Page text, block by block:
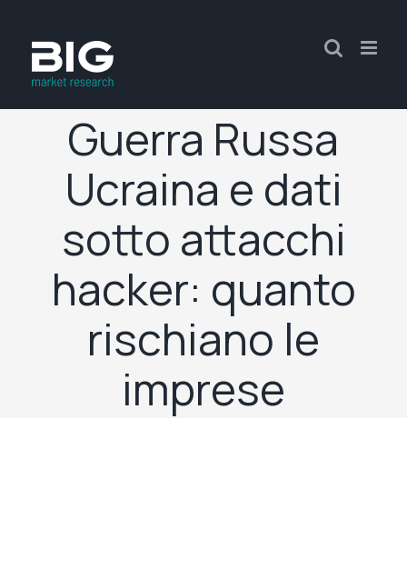
Guerra Russa
Ucraina e dati
sotto attacchi
hacker: quanto
rischiano le
imprese